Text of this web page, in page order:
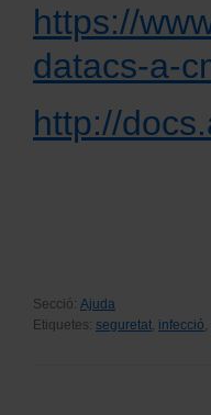
https://
datacs-a-
http://
Secció: Ajuda
Etiquetes: seguretat infecció